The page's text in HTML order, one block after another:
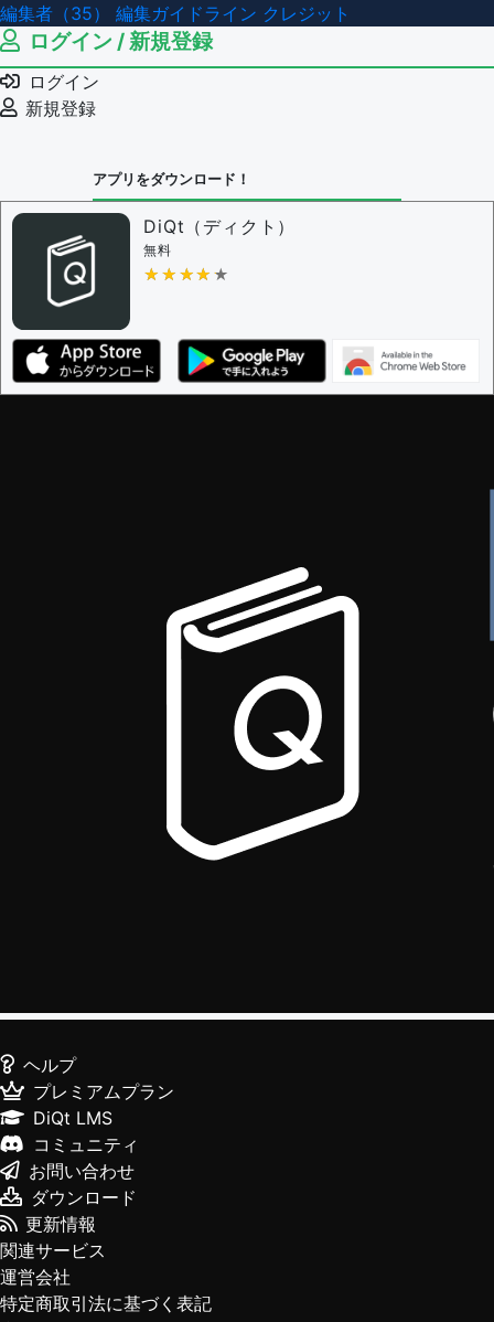
編集者（35） 編集ガイドライン クレジット
ログイン / 新規登録
ログイン
新規登録
アプリをダウンロード！
DiQt（ディクト）
無料
★★★★★
★★★★★
ヘルプ
プレミアムプラン
DiQt LMS
コミュニティ
お問い合わせ
ダウンロード
更新情報
関連サービス
運営会社
特定商取引法に基づく表記